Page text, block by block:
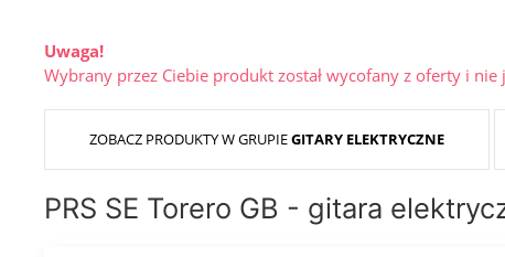
Uwaga!
Wybrany przez Ciebie produkt został wycofany z oferty i
ZOBACZ PRODUKTY W GRUPIEGITARY ELEKTRYCZNE
PRS SE Torero GB - gitara